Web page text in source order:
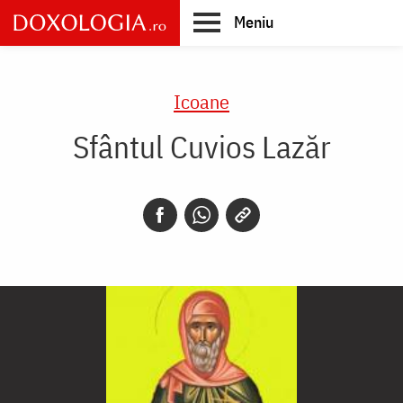
Skip
to
main
Meniu
Icoane
Sfântul Cuvios Lazăr